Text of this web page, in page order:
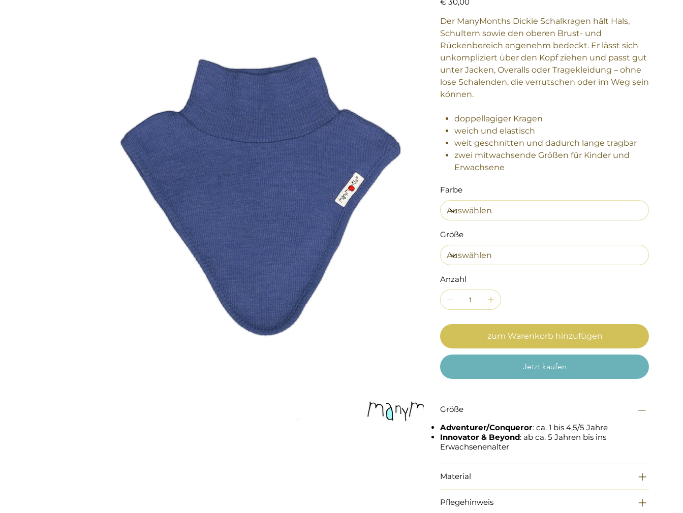
€ 30,00
Der ManyMonths Dickie Schalkragen hält Hals,
Schultern sowie den oberen Brust- und
Rückenbereich angenehm bedeckt. Er lässt sich
unkompliziert über den Kopf ziehen und passt gut
unter Jacken, Overalls oder Tragekleidung – ohne
lose Schalenden, die verrutschen oder im Weg sein
können.
doppellagiger Kragen
weich und elastisch
weit geschnitten und dadurch lange tragbar
zwei mitwachsende Größen für Kinder und
Erwachsene
Farbe
Größe
Anzahl
zum Warenkorb hinzufügen
Jetzt kaufen
Größe
Adventurer/Conqueror: ca. 1 bis 4,5/5 Jahre
Innovator & Beyond: ab ca. 5 Jahren bis ins
Erwachsenenalter
Material
Pflegehinweis